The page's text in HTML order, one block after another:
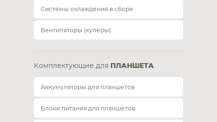
Системы охлаждения в сборе
Вентиляторы (кулеры)
Комплектующие для ПЛАНШЕТА
Аккумуляторы для планшетов
Блоки питания для планшетов